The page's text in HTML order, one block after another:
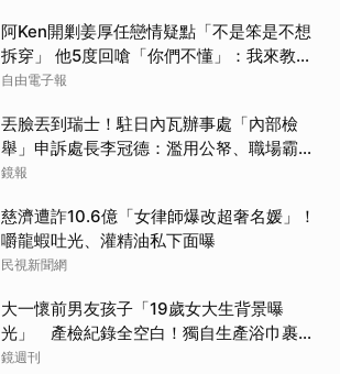
阿Ken開剿姜厚任戀情疑點「不是笨是不想
拆穿」 他5度回嗆「你們不懂」：我來教育
你們
自由電子報
丟臉丟到瑞士！駐日內瓦辦事處「內部檢
舉」申訴處長李冠德：濫用公帑、職場霸
凌、超速仔拒繳罰單 外交部要查了
鏡報
慈濟遭詐10.6億「女律師爆改超奢名媛」！
嚼龍蝦吐光、灌精油私下面曝
民視新聞網
大一懷前男友孩子「19歲女大生背景曝
光」 產檢紀錄全空白！獨自生產浴巾裹嬰
屍藏家5天
鏡週刊